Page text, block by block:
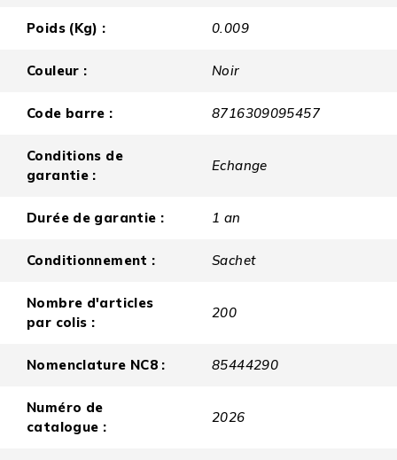
Poids (Kg) : 0.009
Couleur : Noir
Code barre : 8716309095457
Conditions de
garantie :
Echange
Durée de garantie : 1 an
Conditionnement : Sachet
Nombre d'articles
par colis :
200
Nomenclature NC8 : 85444290
Numéro de
catalogue :
2026